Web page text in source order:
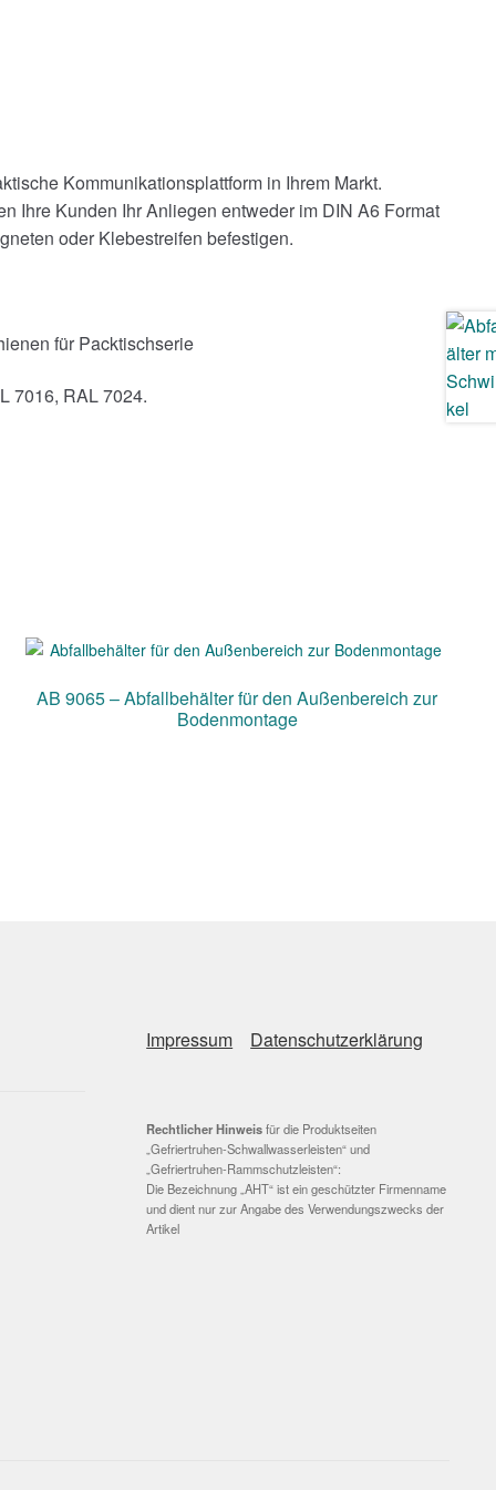
Kommunikationsplattform in Ihrem Markt.
Ihre Kunden Ihr Anliegen entweder im DIN A6 Format
oder Klebestreifen befestigen.
für Packtischserie
7016, RAL 7024.
AB 9065 – Abfallbehälter für den Außenbereich zur
Bodenmontage
Impressum Datenschutzerklärung
Rechtlicher Hinweisfür die Produktseiten
„Gefriertruhen-Schwallwasserleisten“ und
„Gefriertruhen-Rammschutzleisten“:
Die Bezeichnung „AHT“ ist ein geschützter Firmenname
und dient nur zur Angabe des Verwendungszwecks der
Artikel